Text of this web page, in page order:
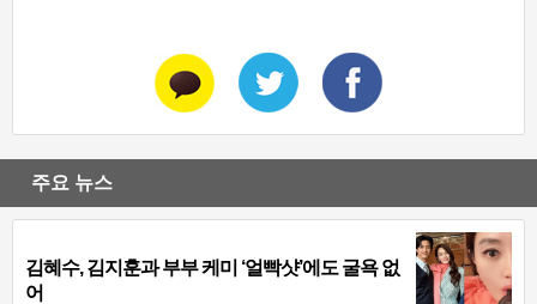
주요 뉴스
김혜수, 김지훈과 부부 케미 ‘얼빡샷’에도 굴욕 없
어